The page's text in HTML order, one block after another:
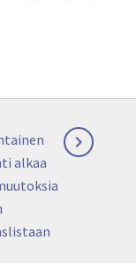

alkaa